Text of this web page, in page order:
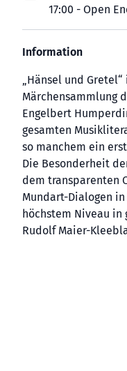
17:00 - Open
Information
„Hänsel und
Märchensammlung
Engelbert
gesamten
so manchem ein
Die Besonderheit
dem transparenten
Mundart-Dialogen
höchstem Niveau
Rudolf Maier-